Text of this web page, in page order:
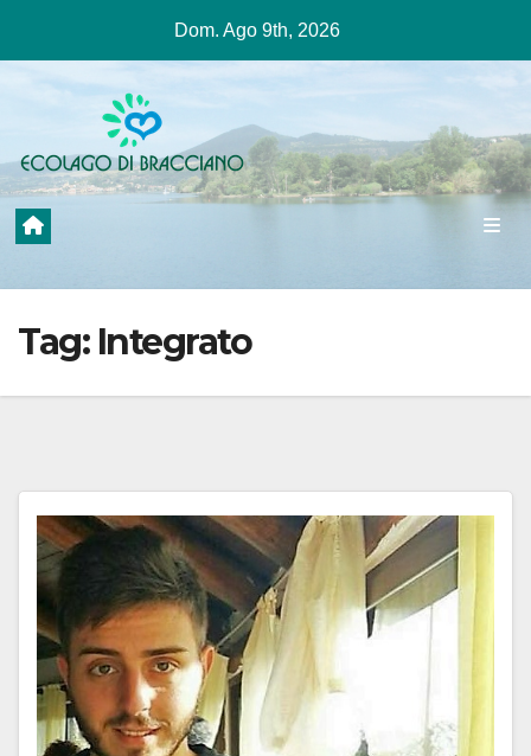
contenuto
Dom. Ago 9th, 2026
Tag: Integrato